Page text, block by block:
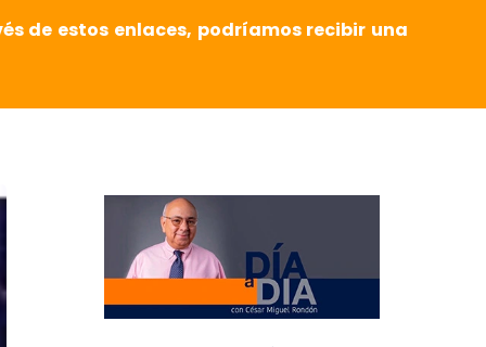
de estos enlaces, podríamos recibir una